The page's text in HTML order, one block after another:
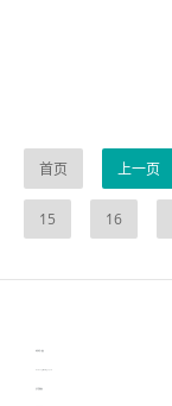
首页 上一页
15 16